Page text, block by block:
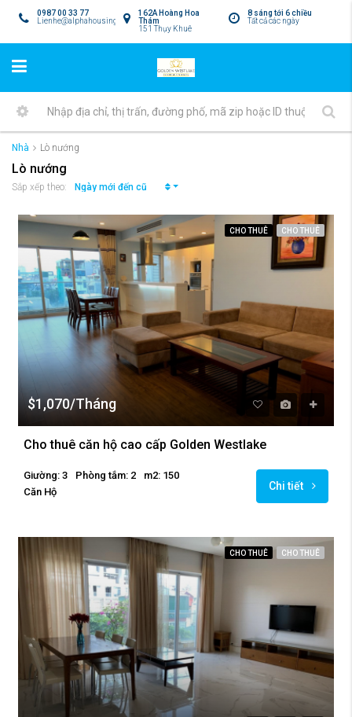
8 sáng tới 6 chiều
Tất cả các ngày
162A Hoàng Hoa
Thám
151 Thụy Khuê
0987 00 33 77
Lienhe@alphahousing.vn
Nhà Lò nướng
Lò nướng
Sắp xếp theo: Ngày mới đến cũ
CHO THUÊ CHO THUÊ
$1,070/Tháng
Cho thuê căn hộ cao cấp Golden Westlake
Giường: 3 Phòng tắm: 2
m2: 150
Căn Hộ
Chi tiết
CHO THUÊ CHO THUÊ